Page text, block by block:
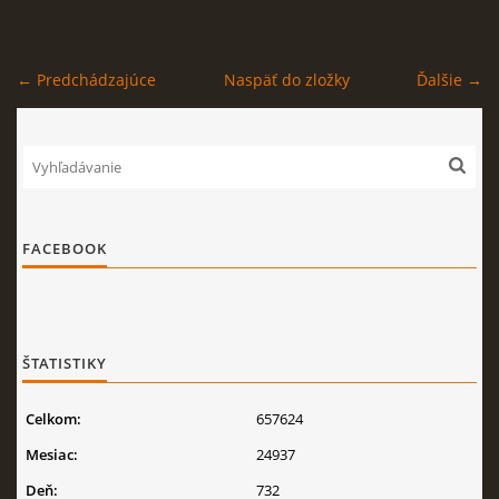
← Predchádzajúce Ďalšie →
Naspäť do zložky
FACEBOOK
ŠTATISTIKY
Celkom:
657624
Mesiac:
24937
Deň:
732